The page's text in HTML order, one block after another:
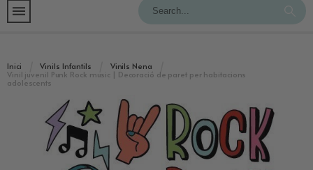
Inici Vinils Infantils
Vinils Nena
Vinil juvenil Punk Rock music | Decoració de paret per habitacions
adolescents